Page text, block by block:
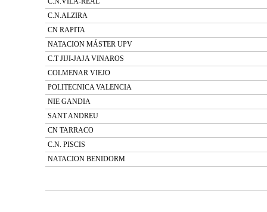
C.N.ALZIRA
CN RAPITA
NATACION MÁSTER UPV
C.T JIJI-JAJA VINAROS
COLMENAR VIEJO
POLITECNICA VALENCIA
NIE GANDIA
SANT ANDREU
CN TARRACO
C.N. PISCIS
NATACION BENIDORM